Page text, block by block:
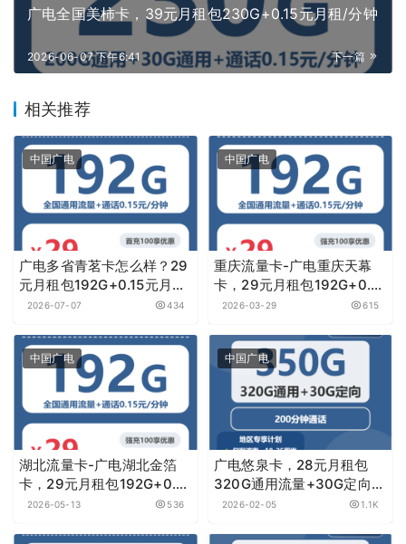
广电全国美柿卡，39元月租包230G+0.15元月租/分钟
下一篇
2026-06-07 下午6:41
相关推荐
中国广电
广电多省青茗卡怎么样？29
元月租包192G+0.15元月租/
分钟——广电流量卡测评
2026-07-07 434
中国广电
重庆流量卡-广电重庆天幕
卡，29元月租包192G+0.15
元月租/分钟
2026-03-29 615
中国广电
湖北流量卡-广电湖北金箔
卡，29元月租包192G+0.15
元月租/分钟
2026-05-13 536
中国广电
广电悠泉卡，28元月租包
320G通用流量+30G定向流
量+200分钟通话
2026-02-05 1.1K